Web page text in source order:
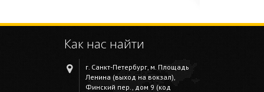
Как нас найти
г. Санкт-Петербург, м. Площадь
Ленина (выход на вокзал),
Финский пер., дом 9 (код